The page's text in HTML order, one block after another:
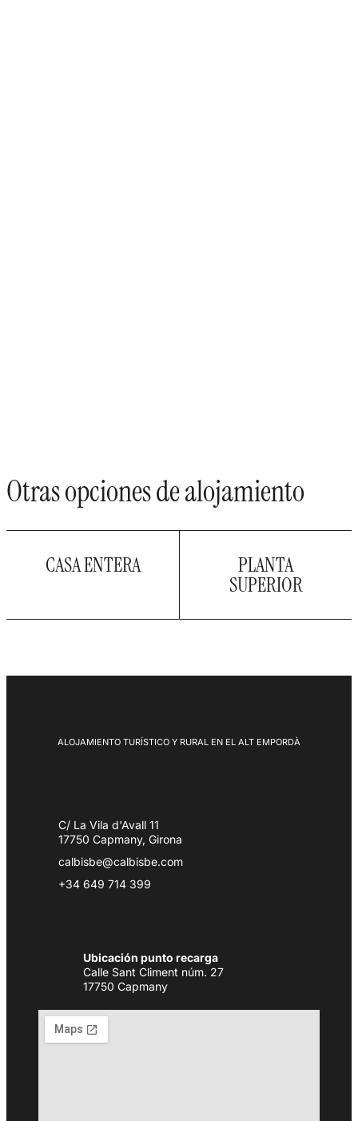
Otras opciones de alojamiento
CASA ENTERA PLANTA
SUPERIOR
ALOJAMIENTO TURÍSTICO Y RURAL EN EL ALT EMPORDÀ
C/ La Vila d'Avall 11
17750 Capmany, Girona
calbisbe@calbisbe.com
+34 649 714 399
Ubicación punto recarga
Calle Sant Climent núm. 27
17750 Capmany